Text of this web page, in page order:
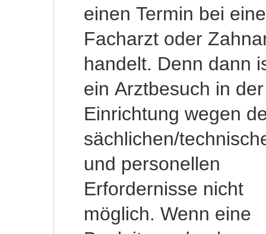
einen Termin bei
Facharzt oder
handelt. Denn dann
ein Arztbesuch in der
Einrichtung wegen
sächlichen/
und personellen
Erfordernisse nicht
möglich. Wenn eine